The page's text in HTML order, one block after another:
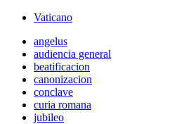
Vaticano
angelus
audiencia general
beatificacion
canonizacion
conclave
curia romana
jubileo